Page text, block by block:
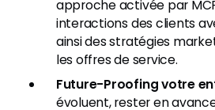
approche activée par
interactions des clients
ainsi des stratégies
les offres de service.
Future-Proofing votre
évoluent, rester en